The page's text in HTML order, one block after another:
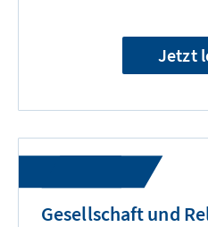
Jetzt
Gesellschaft und